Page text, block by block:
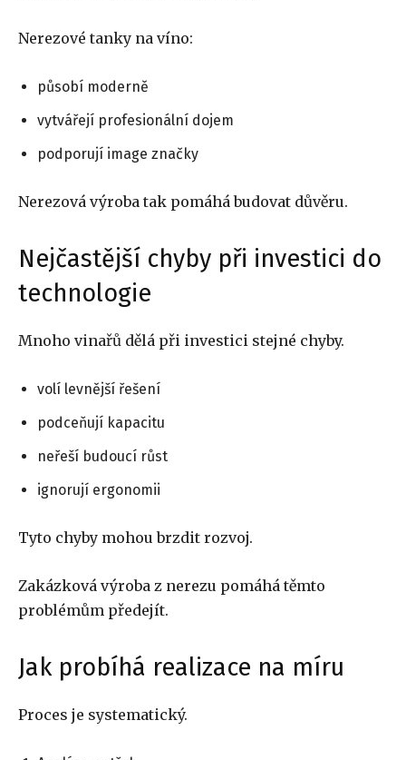
Nerezové tanky na víno:
působí moderně
vytvářejí profesionální dojem
podporují image značky
Nerezová výroba tak pomáhá budovat důvěru.
Nejčastější chyby při investici do
technologie
Mnoho vinařů dělá při investici stejné chyby.
volí levnější řešení
podceňují kapacitu
neřeší budoucí růst
ignorují ergonomii
Tyto chyby mohou brzdit rozvoj.
Zakázková výroba z nerezu pomáhá těmto
problémům předejít.
Jak probíhá realizace na míru
Proces je systematický.